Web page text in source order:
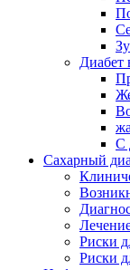
Диабет
С
Сахарный
Риски
Риски